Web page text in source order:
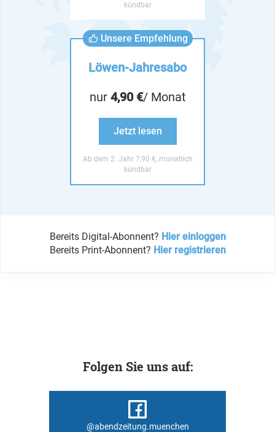
kündbar
Unsere Empfehlung
Löwen-Jahresabo
nur 4,90 €/ Monat
Jetzt lesen
Ab dem 2. Jahr 7,90 €, monatlich
kündbar
Bereits Digital-Abonnent? Hier einloggen
Bereits Print-Abonnent? Hier registrieren
Folgen Sie uns auf:
@abendzeitung.muenchen